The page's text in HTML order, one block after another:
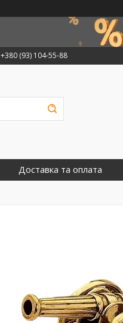
+380 (93) 104-55-88
Доставка та оплата